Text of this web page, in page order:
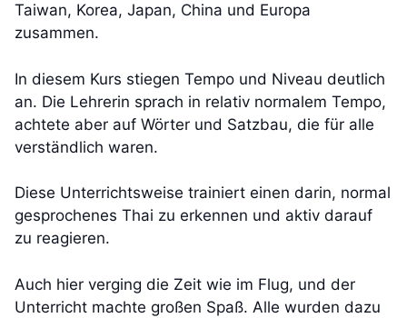
Taiwan, Korea, Japan, China und Europa
zusammen.
In diesem Kurs stiegen Tempo und Niveau deutlich
an. Die Lehrerin sprach in relativ normalem Tempo,
achtete aber auf Wörter und Satzbau, die für alle
verständlich waren.
Diese Unterrichtsweise trainiert einen darin, normal
gesprochenes Thai zu erkennen und aktiv darauf
zu reagieren.
Auch hier verging die Zeit wie im Flug, und der
Unterricht machte großen Spaß. Alle wurden dazu